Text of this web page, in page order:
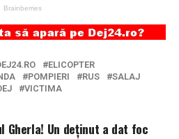
ELICOPTER
POMPIERI RUS
SALAJ
VICTIMA
Gherla! Un deținut a dat foc